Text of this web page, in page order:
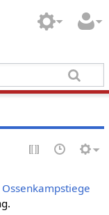
Ossenkampstiege